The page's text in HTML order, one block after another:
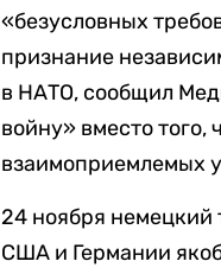
«безусловных
признание
в НАТО, сообщил
войну» вместо
взаимоприемлемых
24 ноября немецкий
США и Германии